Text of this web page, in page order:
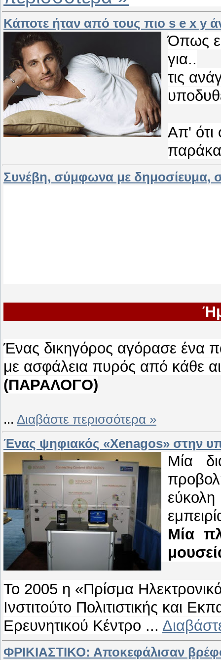
Κάποτε ήταν από τους πιο s e x y
Όπως
για..
τις
Απ' ότι
Συνέβη, σύμφωνα με δημοσίευμα,
Ένας δικηγόρος αγόρασε ένα
με ασφάλεια πυρός από κάθε
(ΠΑΡΑΛΟΓΟ)
... Διαβάστε περισσότερα »
Ένας ψηφιακός «Xenagos» στην
Mία
Μία
Το 2005 η «Πρίσμα
Ινστιτούτο Πολιτιστικής και
Ερευνητικού Κέντρο ...
ΦΡΙΚΙΑΣΤΙΚΟ: Αποκεφάλισαν